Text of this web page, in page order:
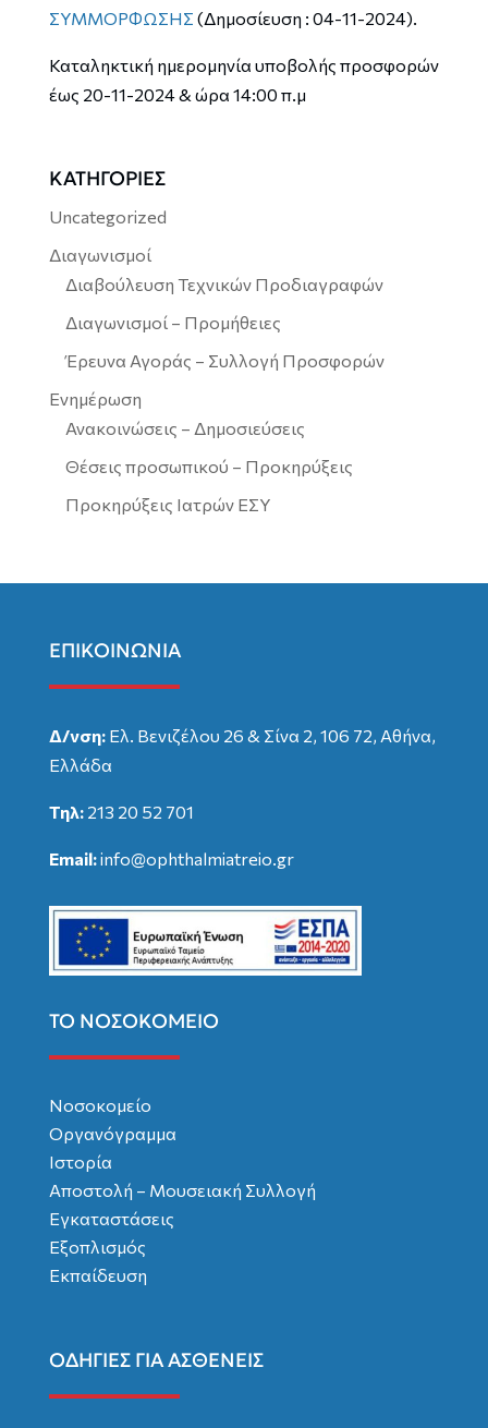
ΣΥΜΜΟΡΦΩΣΗΣ (Δημοσίευση : 04-11-2024).
Καταληκτική ημερομηνία υποβολής προσφορών
έως 20-11-2024 & ώρα 14:00 π.μ
ΚΑΤΗΓΟΡΙΕΣ
Uncategorized
Διαγωνισμοί
Διαβούλευση Τεχνικών Προδιαγραφών
Διαγωνισμοί – Προμήθειες
Έρευνα Αγοράς – Συλλογή Προσφορών
Ενημέρωση
Ανακοινώσεις – Δημοσιεύσεις
Θέσεις προσωπικού – Προκηρύξεις
Προκηρύξεις Ιατρών ΕΣΥ
ΕΠΙΚΟΙΝΩΝΙΑ
Δ/νση:Ελ. Βενιζέλου 26 & Σίνα 2, 106 72, Αθήνα,
Ελλάδα
Τηλ: 213 20 52 701
Email:info@ophthalmiatreio.gr
ΤΟ ΝΟΣΟΚΟΜΕΙΟ
Νοσοκομείο
Οργανόγραμμα
Ιστορία
Αποστολή – Μουσειακή Συλλογή
Εγκαταστάσεις
Εξοπλισμός
Εκπαίδευση
ΟΔΗΓΙΕΣ ΓΙΑ ΑΣΘΕΝΕΙΣ